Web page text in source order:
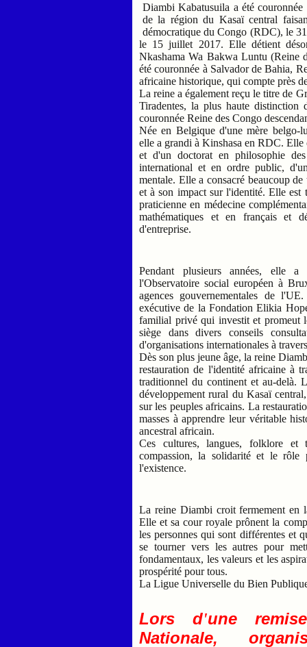
Diambi Kabatusuila a été
de la région du Kasaï central
démocratique du Congo (RDC), le
le 15 juillet 2017. Elle détient
Nkashama Wa Bakwa Luntu (Reine
été couronnée à Salvador de Bahia,
africaine historique, qui compte près
La reine a également reçu le titre de
Tiradentes, la plus haute distinction
couronnée Reine des Congo
Née en Belgique d'une mère belgo-
elle a grandi à Kinshasa en RDC.
et d'un doctorat en philosophie
international et en ordre public,
mentale. Elle a consacré beaucoup
et à son impact sur l'identité. Elle
praticienne en médecine
mathématiques et en français et
d'entreprise.
Pendant plusieurs années, elle a
l'Observatoire social européen à
agences gouvernementales de
exécutive de la Fondation Elikia
familial privé qui investit et promeut
siège dans divers conseils
d'organisations internationales à
Dès son plus jeune âge, la reine
restauration de l'identité africaine à
traditionnel du continent et au-delà.
développement rural du Kasaï
sur les peuples africains. La
masses à apprendre leur véritable
ancestral africain.
Ces cultures, langues, folklore
compassion, la solidarité et le rôle
l'existence.
La reine Diambi croit fermement en
Elle et sa cour royale prônent la
les personnes qui sont différentes et
se tourner vers les autres pour
fondamentaux, les valeurs et les
prospérité pour tous.
La Ligue Universelle du Bien
Lors d'une
Nationale,